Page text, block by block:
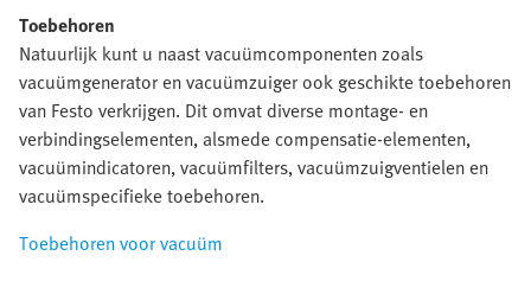
Toebehoren
Natuurlijk kunt u naast vacuümcomponenten zoals
vacuümgenerator en vacuümzuiger ook geschikte toebehoren
van Festo verkrijgen. Dit omvat diverse montage- en
verbindingselementen, alsmede compensatie-elementen,
vacuümindicatoren, vacuümfilters, vacuümzuigventielen en
vacuümspecifieke toebehoren.
Toebehoren voor vacuüm